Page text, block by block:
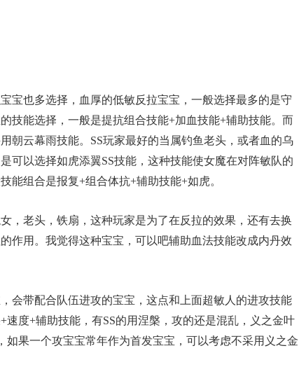
宝也多选择，血厚的低敏反拉宝宝，一般选择最多的是守
技能选择，一般是提抗组合技能+加血技能+辅助技能。而
朝云幕雨技能。SS玩家最好的当属钓鱼老头，或者血的乌
可以选择如虎添翼SS技能，这种技能使女魔在对阵敏队的
能组合是报复+组合体抗+辅助技能+如虎。
，老头，铁扇，这种玩家是为了在反拉的效果，还有去换
作用。我觉得这种宝宝，可以吧辅助血法技能改成内丹效
会带配合队伍进攻的宝宝，这点和上面超敏人的进攻技能
速度+辅助技能，有SS的用涅槃，攻的还是混乱，义之金叶
如果一个攻宝宝常年作为首发宝宝，可以考虑不采用义之金